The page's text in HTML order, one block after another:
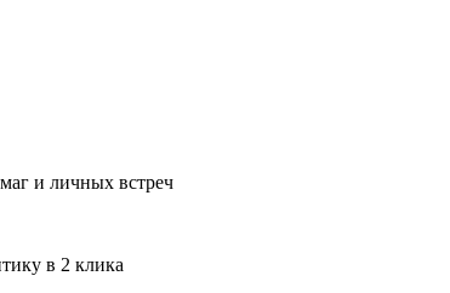
и личных встреч
в 2 клика